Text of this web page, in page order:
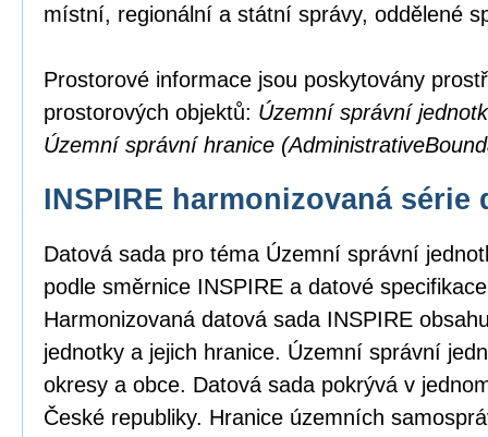
místní, regionální a státní správy, oddělené
Prostorové informace jsou poskytovány
prostorových objektů: Územní správní
Územní správní hranice
INSPIRE harmonizovaná série
Datová sada pro téma Územní správní
podle směrnice INSPIRE a datové
Harmonizovaná datová sada INSPIRE
jednotky a jejich hranice. Územní správní
okresy a obce. Datová sada pokrývá v
České republiky. Hranice územních